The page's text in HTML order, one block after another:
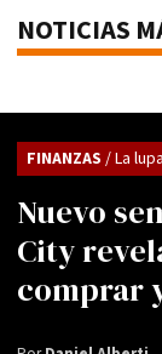
NOTICIAS
Nuevo
City
comprar
FINANZAS / La